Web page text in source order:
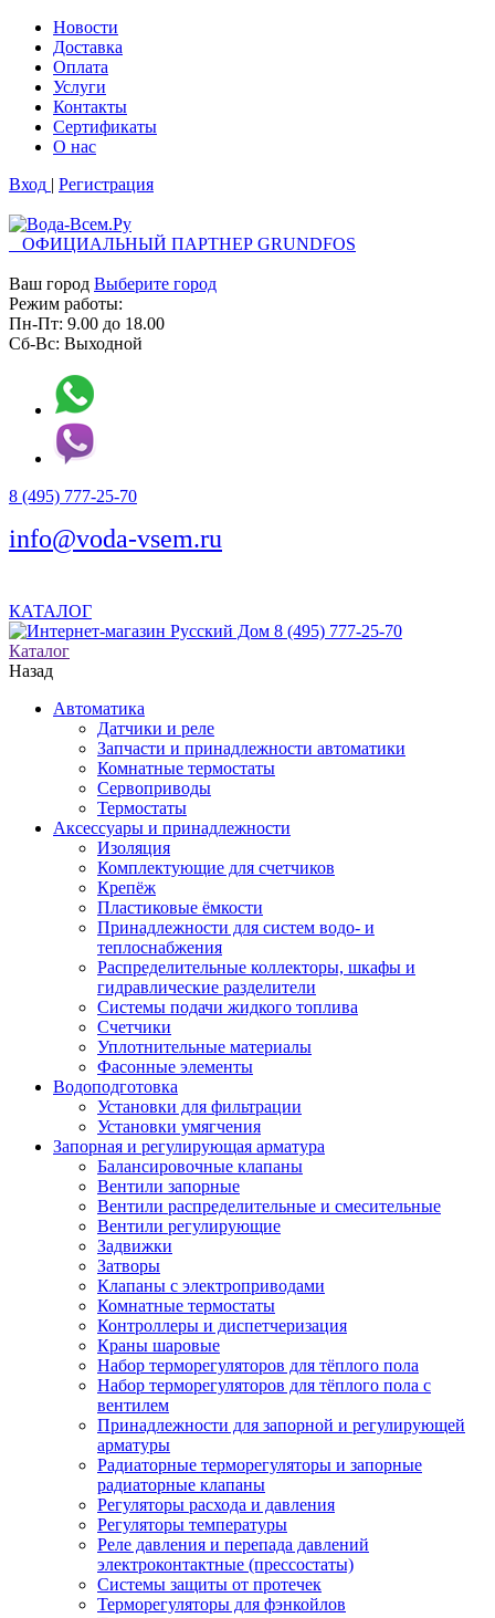
Новости
Доставка
Оплата
Услуги
Контакты
Cертификаты
О нас
Вход | Регистрация
ОФИЦИАЛЬНЫЙ ПАРТНЕР GRUNDFOS
Ваш город Выберите город
Режим работы:
Пн-Пт: 9.00 до 18.00
Сб-Вс: Выходной
8 (495) 777-25-70
info@voda-vsem.ru
КАТАЛОГ
8 (495) 777-25-70
Каталог
Назад
Автоматика
Датчики и реле
Запчасти и принадлежности автоматики
Комнатные термостаты
Сервоприводы
Термостаты
Аксессуары и принадлежности
Изоляция
Комплектующие для счетчиков
Крепёж
Пластиковые ёмкости
Принадлежности для систем водо- и
теплоснабжения
Распределительные коллекторы, шкафы и
гидравлические разделители
Системы подачи жидкого топлива
Счетчики
Уплотнительные материалы
Фасонные элементы
Водоподготовка
Установки для фильтрации
Установки умягчения
Запорная и регулирующая арматура
Балансировочные клапаны
Вентили запорные
Вентили распределительные и смесительные
Вентили регулирующие
Задвижки
Затворы
Клапаны с электроприводами
Комнатные термостаты
Контроллеры и диспетчеризация
Краны шаровые
Набор терморегуляторов для тёплого пола
Набор терморегуляторов для тёплого пола с
вентилем
Принадлежности для запорной и регулирующей
арматуры
Радиаторные терморегуляторы и запорные
радиаторные клапаны
Регуляторы расхода и давления
Регуляторы температуры
Реле давления и перепада давлений
электроконтактные (прессостаты)
Системы защиты от протечек
Терморегуляторы для фэнкойлов